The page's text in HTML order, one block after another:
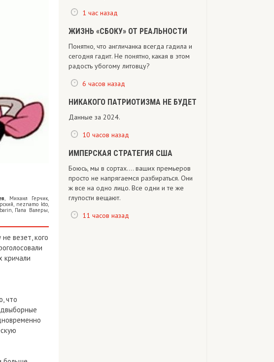
, Михаил Герчик,
, neznamo kto,
, Папа Валеры,
везет, кого
кричали
что
1 час назад
ЖИЗНЬ «СБОКУ» ОТ РЕАЛЬНОСТИ
Понятно, что англичанка всегда гадила и
сегодня гадит. Не понятно, какая в этом
радость убогому литовцу?
6 часов назад
НИКАКОГО ПАТРИОТИЗМА НЕ БУДЕТ
Данные за 2024.
10 часов назад
ИМПЕРСКАЯ СТРАТЕГИЯ США
Боюсь, мы в сортах.... ваших премьеров
просто не напрягаемся разбираться. Они
ж все на одно лицо. Все одни и те же
глупости вещают.
11 часов назад